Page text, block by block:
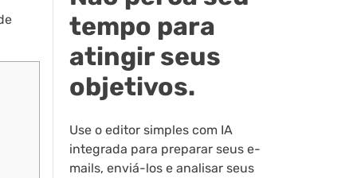
tempo para
atingir seus
objetivos.
Use o editor simples com IA
integrada para preparar seus e-
mails, enviá-los e analisar seus